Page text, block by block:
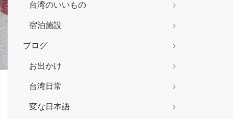
台湾のいいもの
宿泊施設
ブログ
お出かけ
台湾日常
変な日本語